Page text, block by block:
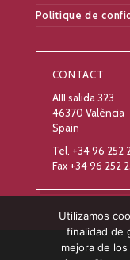
Politique de
CONTACT
AIII salida 323
46370 València
Spain
Tel. +34 96 252
Fax +34 96 252
Utilizamos
finalidad de
mejora de